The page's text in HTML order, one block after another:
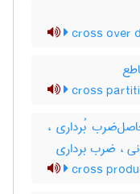
cross over
cross
بُرداری ،
، ضرب برداری
cross